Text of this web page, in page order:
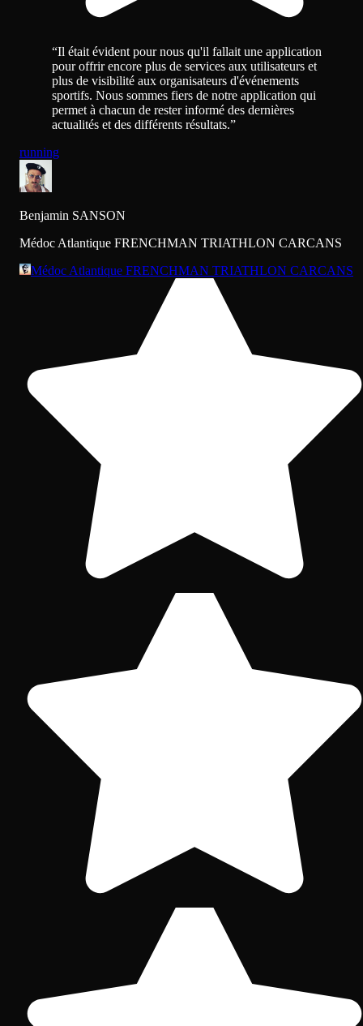
“Il était évident pour nous qu'il fallait une application
pour offrir encore plus de services aux utilisateurs et
plus de visibilité aux organisateurs d'événements
sportifs. Nous sommes fiers de notre application qui
permet à chacun de rester informé des dernières
actualités et des différents résultats.”
running
Benjamin SANSON
Médoc Atlantique FRENCHMAN TRIATHLON CARCANS
Médoc Atlantique FRENCHMAN TRIATHLON CARCANS